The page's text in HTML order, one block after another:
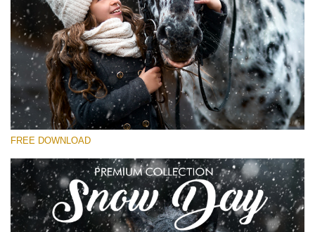
Te rog selecteaza
Free Snow Overlay #24
Small 800*533px
Snowy Day (30 Overlays)
Large 6000*4000px
Large 6000*4000px
Entire Collection
(1783 Overlays)
FREE DOWNLOAD